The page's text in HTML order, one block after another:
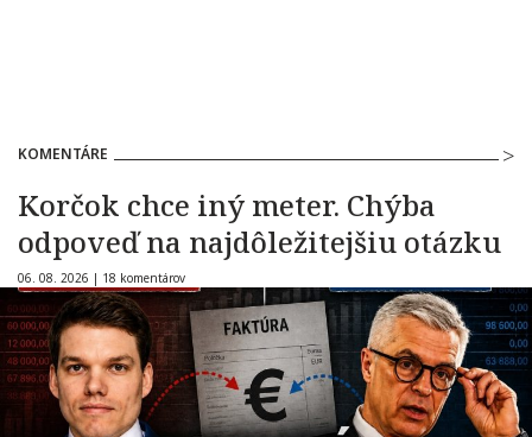
KOMENTÁRE
Korčok chce iný meter. Chýba
odpoveď na najdôležitejšiu otázku
06. 08. 2026 | 18 komentárov